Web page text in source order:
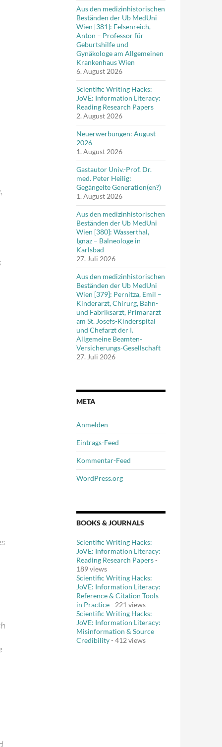
Aus den medizinhistorischen
Beständen der Ub MedUni
Wien [381]: Felsenreich,
Anton – Professor für
Geburtshilfe und
Gynäkologe am Allgemeinen
Krankenhaus Wien
6. August 2026
Scientific Writing Hacks:
JoVE: Information Literacy:
Reading Research Papers
2. August 2026
Neuerwerbungen: August
2026
1. August 2026
Gastautor Univ.-Prof. Dr.
med. Peter Heilig:
Gegängelte Generation(en?)
1. August 2026
Aus den medizinhistorischen
Beständen der Ub MedUni
Wien [380]: Wasserthal,
Ignaz – Balneologe in
Karlsbad
27. Juli 2026
Aus den medizinhistorischen
Beständen der Ub MedUni
Wien [379]: Pernitza, Emil –
Kinderarzt, Chirurg, Bahn-
und Fabriksarzt, Primararzt
am St. Josefs-Kinderspital
und Chefarzt der I.
Allgemeine Beamten-
Versicherungs-Gesellschaft
27. Juli 2026
META
Anmelden
Eintrags-Feed
Kommentar-Feed
WordPress.org
BOOKS & JOURNALS
Scientific Writing Hacks:
JoVE: Information Literacy:
Reading Research Papers-
189 views
Scientific Writing Hacks:
JoVE: Information Literacy:
Reference & Citation Tools
in Practice- 221 views
Scientific Writing Hacks:
JoVE: Information Literacy:
Misinformation & Source
Credibility- 412 views